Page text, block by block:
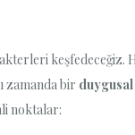
zamanda bir
noktalar: